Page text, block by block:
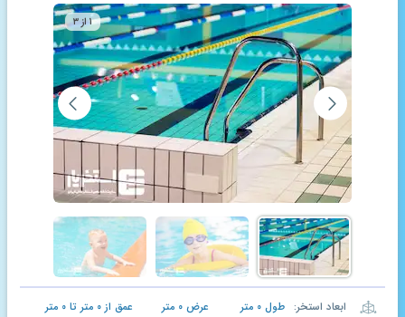
۱ از ۳
ابعاد استخر: طول ۰ متر عرض۰ متر عمق از۰ متر تا۰ متر